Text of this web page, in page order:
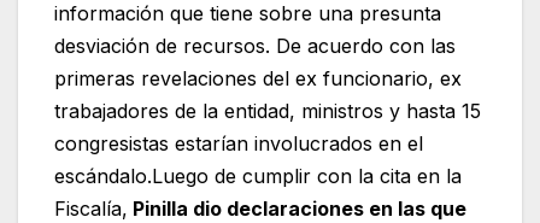
información que tiene sobre una presunta
desviación de recursos. De acuerdo con las
primeras revelaciones del ex funcionario, ex
trabajadores de la entidad, ministros y hasta 15
congresistas estarían involucrados en el
escándalo.Luego de cumplir con la cita en la
Fiscalía, Pinilla dio declaraciones en las que